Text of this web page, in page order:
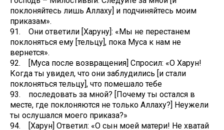
поклоняйтесь лишь Аллаху] и подчиняйтесь моим
приказам».
91. Они ответили [Харуну]: «Мы не перестанем
поклоняться ему [тельцу], пока Муса к нам не
вернется».
92. [Муса после возвращения] Спросил: «О Харун!
Когда ты увидел, что они заблудились [и стали
поклоняться тельцу], что помешало тебе
93. последовать за мной? [Почему ты остался в
месте, где поклоняются не только Аллаху?] Неужели
ты ослушался моего приказа?»
94. [Харун] Ответил: «О сын моей матери! Не хватай